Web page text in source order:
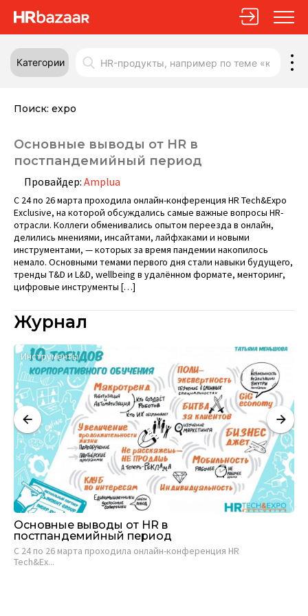
Категории
Поиск: expo
Основные выводы от HR в
постпандемийный период
Провайдер: Amplua
C 24 по 26 марта проходила онлайн-конференция HR Tech&Expo
Exclusive, на которой обсуждались самые важные вопросы HR-
отрасли. Коллеги обменивались опытом переезда в онлайн,
делились мнениями, инсайтами, лайфхаками и новыми
инструментами, — которых за время пандемии накопилось
немало. Основными темами первого дня стали навыки будущего,
тренды T&D и L&D, wellbeing в удалённом формате, менторинг,
цифровые инструменты […]
Журнал
Инструменты
Основные выводы от HR в
постпандемийный период
C 24 по 26 марта проходила онлайн-конференция HR
Tech&Ex...